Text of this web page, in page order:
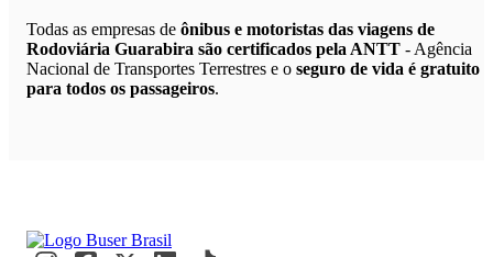
Todas as empresas de ônibus e motoristas das viagens de
Rodoviária Guarabira são certificados pela ANTT - Agência
Nacional de Transportes Terrestres e o seguro de vida é gratuito
para todos os passageiros.